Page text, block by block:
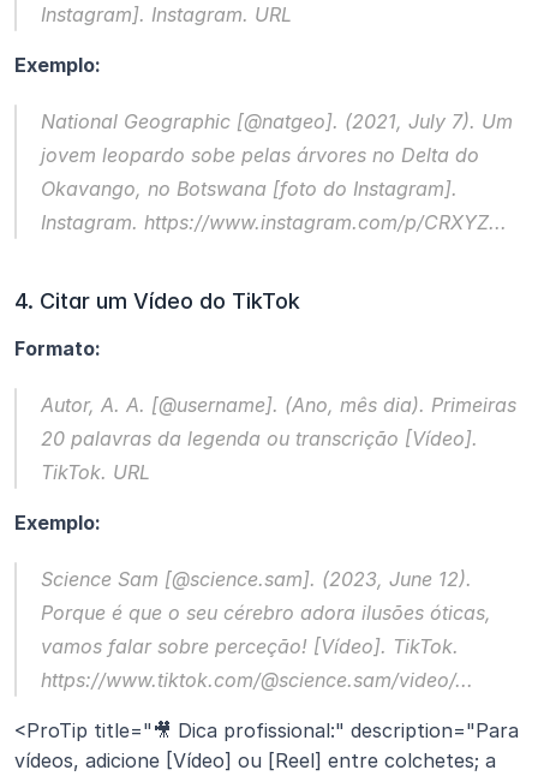
Instagram]. Instagram. URL
Exemplo:
National Geographic [@natgeo]. (2021, July 7). Um
jovem leopardo sobe pelas árvores no Delta do
Okavango, no Botswana [foto do Instagram].
Instagram. https://www.instagram.com/p/CRXYZ...
4. Citar um Vídeo do TikTok
Formato:
Autor, A. A. [@username]. (Ano, mês dia). Primeiras
20 palavras da legenda ou transcrição [Vídeo].
TikTok. URL
Exemplo:
Porque é que o seu cérebro adora ilusões óticas,
vamos falar sobre perceção! [Vídeo]. TikTok.
https://www.tiktok.com/@science.sam/video/...
<ProTip title="🎥 Dica profissional:" description="Para
vídeos, adicione [Vídeo] ou [Reel] entre colchetes; a